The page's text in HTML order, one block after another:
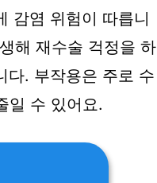
감염 위험이 따릅니
해 재수술 걱정을 하
다. 부작용은 주로 수
일 수 있어요.